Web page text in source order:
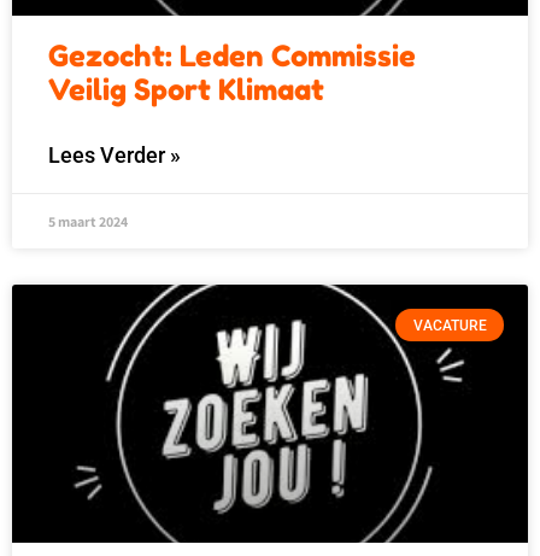
Gezocht: Leden Commissie
Veilig Sport Klimaat
Lees Verder »
5 maart 2024
VACATURE